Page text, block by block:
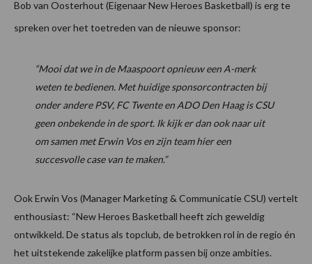
Bob van Oosterhout (Eigenaar New Heroes Basketball) is erg te
spreken over het toetreden van de nieuwe sponsor:
“Mooi dat we in de Maaspoort opnieuw een A-merk
weten te bedienen. Met huidige sponsorcontracten bij
onder andere PSV, FC Twente en ADO Den Haag is CSU
geen onbekende in de sport. Ik kijk er dan ook naar uit
om samen met Erwin Vos en zijn team hier een
succesvolle case van te maken.”
Ook Erwin Vos (Manager Marketing & Communicatie CSU) vertelt
enthousiast: “New Heroes Basketball heeft zich geweldig
ontwikkeld. De status als topclub, de betrokken rol in de regio én
het uitstekende zakelijke platform passen bij onze ambities.